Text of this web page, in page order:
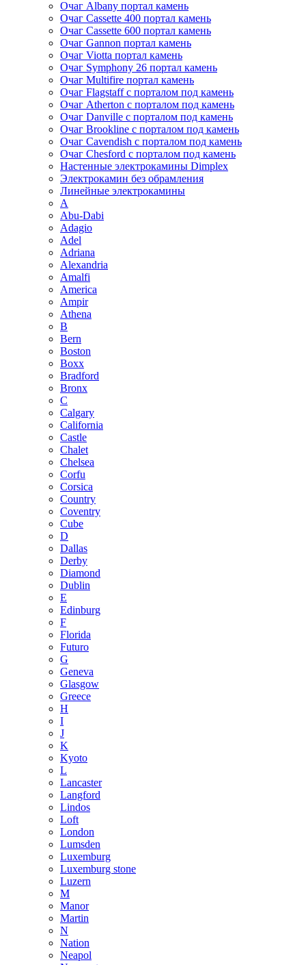
Очаг Albany портал камень
Очаг Cassette 400 портал камень
Очаг Cassette 600 портал камень
Очаг Gannon портал камень
Очаг Viotta портал камень
Очаг Symphony 26 портал камень
Очаг Multifire портал камень
Очаг Flagstaff с порталом под камень
Очаг Atherton с порталом под камень
Очаг Danville с порталом под камень
Очаг Brookline с порталом под камень
Очаг Cavendish с порталом под камень
Очаг Chesford с порталом под камень
Настенные электрокамины Dimplex
Электрокамин без обрамления
Линейные электрокамины
A
Abu-Dabi
Adagio
Adel
Adriana
Alexandria
Amalfi
America
Ampir
Athena
B
Bern
Boston
Boxx
Bradford
Bronx
C
Calgary
California
Castle
Chalet
Chelsea
Corfu
Corsica
Country
Coventry
Cube
D
Dallas
Derby
Diamond
Dublin
E
Edinburg
F
Florida
Futuro
G
Geneva
Glasgow
Greece
H
I
J
K
Kyoto
L
Lancaster
Langford
Lindos
Loft
London
Lumsden
Luxemburg
Luxemburg stone
Luzern
M
Manor
Martin
N
Nation
Neapol